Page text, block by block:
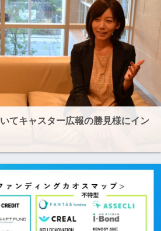
てキャスター広報の勝見様にイン